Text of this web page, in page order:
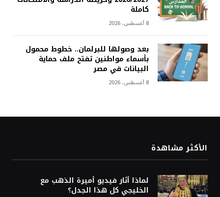
كاملة
8 أغسطس، 2026
بعد وصولها للبرلمان.. خطوط محمول
بأسماء مواطنين تفتح ملف حماية
البيانات في مصر
8 أغسطس، 2026
الأكثر مشاهدة
لماذا أثار فيديو أميرة الذهب مع
الخليجي كل هذا الجدل؟